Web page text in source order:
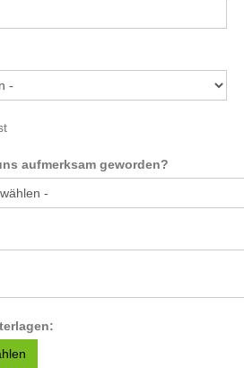
aufmerksam geworden?
: